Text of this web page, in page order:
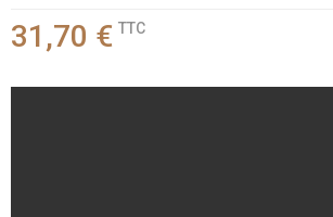
31,70 € TTC